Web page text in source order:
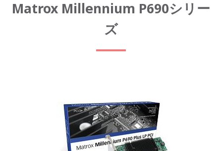
Matrox Millennium P690シリー
ズ